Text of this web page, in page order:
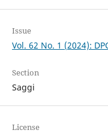
Issue
Vol. 62 No. 1 (2024):
Section
Saggi
License